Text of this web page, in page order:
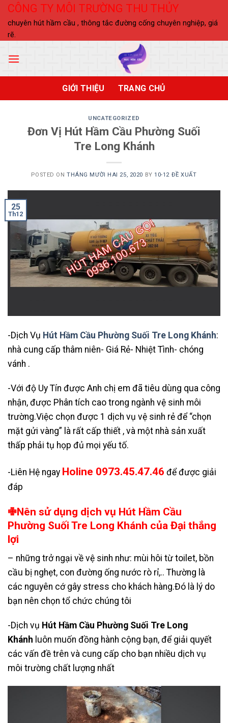
Skip
content
CÔNG TY MÔI TRƯỜNG THU THỦY
chuyên hút hầm cầu , thông tắc đường cống chuyên nghiệp, giá
rẽ.
GIỚI THIỆU TRANG CHỦ
UNCATEGORIZED
Đơn Vị Hút Hầm Cầu Phường Suối
Tre Long Khánh
POSTED ONTHÁNG MƯỜI HAI 25, 2020 BY10-12 ĐỀ XUẤT
25
Th12
-Dịch Vụ Hút Hầm Cầu Phường Suối Tre Long Khánh:
nhà cung cấp thâm niên- Giá Rẻ- Nhiệt Tình- chóng
vánh .
-Với độ Uy Tín được Anh chị em đã tiêu dùng qua công
nhận, được Phân tích cao trong ngành vệ sinh môi
trường.Việc chọn được 1 dịch vụ vệ sinh rẻ để “chọn
mặt gửi vàng” là rất cấp thiết , và một nhà sản xuất
thấp phải tụ họp đủ mọi yếu tố.
-Liên Hệ ngay Holine 0973.45.47.46 để được giải
đáp
✙Nên sử dụng dịch vụ Hút Hầm Cầu
Phường Suối Tre Long Khánh của Đại thắng
lợi
– những trở ngại về vệ sinh như: mùi hôi từ toilet, bồn
cầu bị nghẹt, con đường ống nước rò rỉ,.. Thường là
các nguyên cớ gây stress cho khách hàng.Đó là lý do
bạn nên chọn tổ chức chúng tôi
-Dịch vụ Hút Hầm Cầu Phường Suối Tre Long
Khánh luôn muốn đồng hành cộng bạn, để giải quyết
các vấn đề trên và cung cấp cho bạn nhiều dịch vụ
môi trường chất lượng nhất